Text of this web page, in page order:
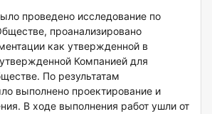
проведено исследование по
проанализировано
как утвержденной в
Компанией для
По результатам
выполнено проектирование и
В ходе выполнения работ ушли от